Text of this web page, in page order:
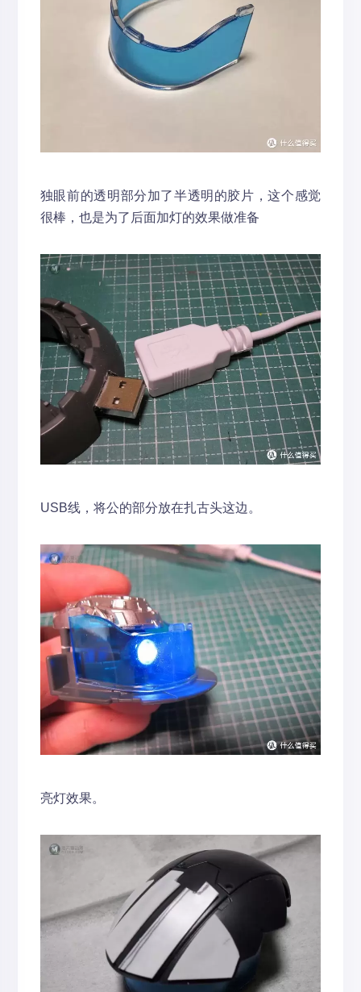
独眼前的透明部分加了半透明的胶片，这个感觉
很棒，也是为了后面加灯的效果做准备
USB线，将公的部分放在扎古头这边。
亮灯效果。